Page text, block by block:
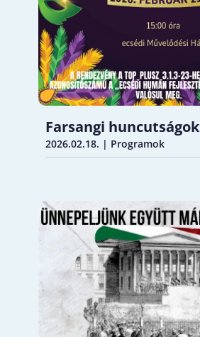
Farsangi huncutságok
2026.02.18. | Programok